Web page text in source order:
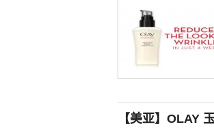
【美亚】OLAY